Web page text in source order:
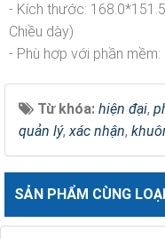
- Kích thước:
Chiều dày)
- Phù hợp với phần
Từ khóa: hiện đại,
quản lý, xác nhận,
SẢN PHẨM CÙNG LOẠI